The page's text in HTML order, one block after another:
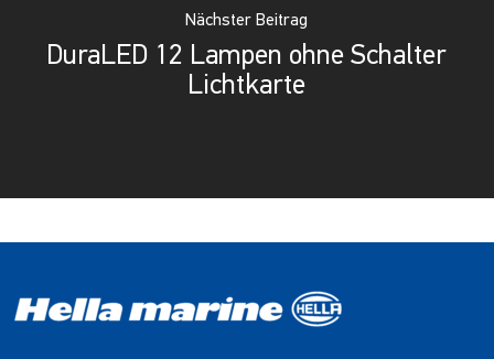
Nächster Beitrag
DuraLED 12 Lampen ohne Schalter
Lichtkarte